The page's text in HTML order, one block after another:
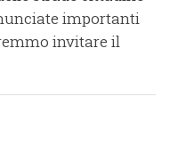
importanti
invitare il